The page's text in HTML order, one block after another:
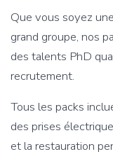
Que vous soyez
grand groupe, nos
des talents PhD
recrutement.
Tous les packs
des prises
et la restauration